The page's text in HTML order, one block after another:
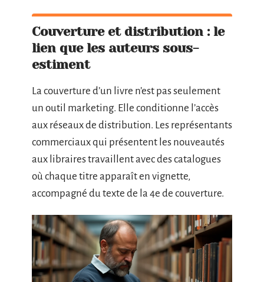
Couverture et distribution : le
lien que les auteurs sous-
estiment
La couverture d’un livre n’est pas seulement
un outil marketing. Elle conditionne l’accès
aux réseaux de distribution. Les représentants
commerciaux qui présentent les nouveautés
aux libraires travaillent avec des catalogues
où chaque titre apparaît en vignette,
accompagné du texte de la 4e de couverture.